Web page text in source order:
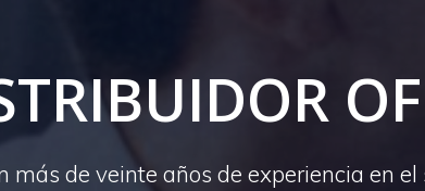
más de veinte años de experiencia en